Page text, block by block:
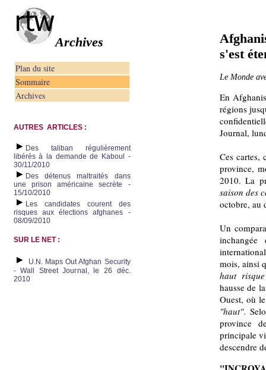
Archives
Plan du site
Sommaire
Archives
AUTRES ARTICLES :
Des taliban régulièrement
libérés à la demande de Kaboul -
30/11/2010
Des détenus maltraités dans
une prison américaine secrète -
15/10/2010
Les candidates courent des
risques aux élections afghanes -
08/09/2010
SUR LE NET :
U.N. Maps Out Afghan Security
- Wall Street Journal, le 26 déc.
2010
s'est
Le Monde
En
régions
Journal,
Ces cartes,
province,
2010. La
saison des
octobre, au
Un
mois, ainsi
haut
hausse de
Ouest, où
"haut".
province
principale
descendre